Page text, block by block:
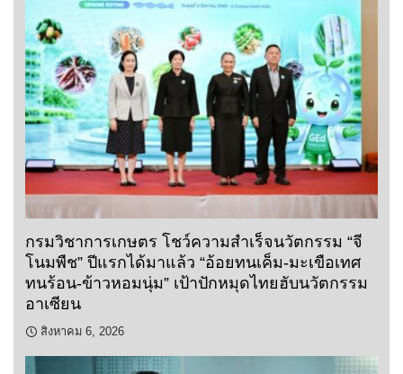
กรมวิชาการเกษตร โชว์ความสำเร็จนวัตกรรม “จี
โนมพืช” ปีแรกได้มาแล้ว “อ้อยทนเค็ม-มะเขือเทศ
ทนร้อน-ข้าวหอมนุ่ม” เป้าปักหมุดไทยฮับนวัตกรรม
อาเซียน
สิงหาคม 6, 2026